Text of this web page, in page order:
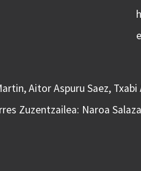
Aitor Aspuru Saez,
Zuzentzailea: Naroa